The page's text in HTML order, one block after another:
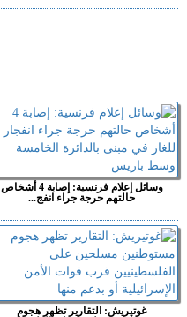
وسائل إعلام فرنسية: إصابة 4 أشخاص
حالتهم حرجة جراء انفج...
غوتيريش: التقارير تظهر هجوم